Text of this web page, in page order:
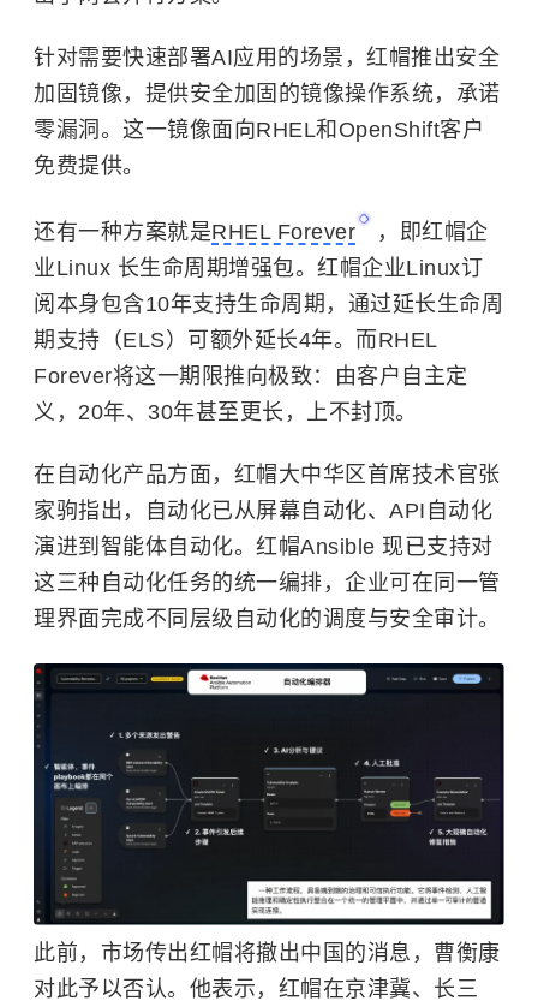
针对需要快速部署AI应用的场景，红帽推出安全
加固镜像，提供安全加固的镜像操作系统，承诺
零漏洞。这一镜像面向RHEL和OpenShift客户
免费提供。
还有一种方案就是RHEL Forever
，即红帽企
业Linux 长生命周期增强包。红帽企业Linux订
阅本身包含10年支持生命周期，通过延长生命周
期支持（ELS）可额外延长4年。而RHEL
Forever将这一期限推向极致：由客户自主定
义，20年、30年甚至更长，上不封顶。
在自动化产品方面，红帽大中华区首席技术官张
家驹指出，自动化已从屏幕自动化、API自动化
演进到智能体自动化。红帽Ansible 现已支持对
这三种自动化任务的统一编排，企业可在同一管
理界面完成不同层级自动化的调度与安全审计。
此前，市场传出红帽将撤出中国的消息，曹衡康
对此予以否认。他表示，红帽在京津冀、长三